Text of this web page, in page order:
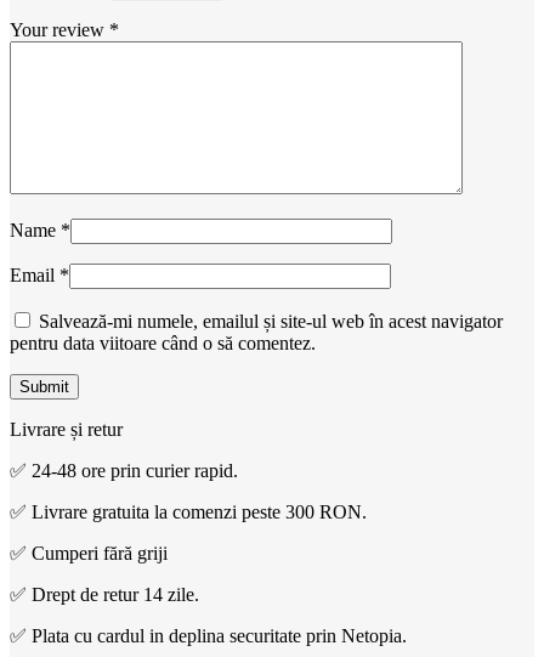
Your review *
Name *
Email *
Salvează-mi numele, emailul și site-ul web în acest navigator
pentru data viitoare când o să comentez.
Livrare și retur
✅ 24-48 ore prin curier rapid.
✅ Livrare gratuita la comenzi peste 300 RON.
✅ Cumperi fără griji
✅ Drept de retur 14 zile.
✅ Plata cu cardul in deplina securitate prin Netopia.